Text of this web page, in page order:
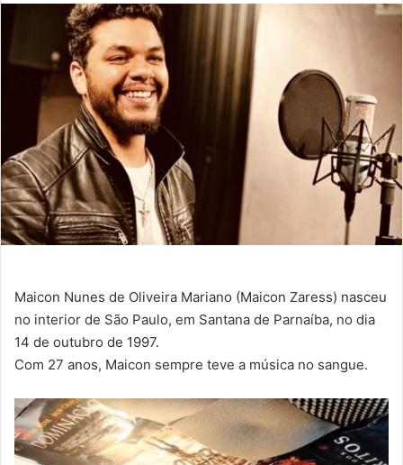
Maicon Nunes de Oliveira Mariano (Maicon Zaress) nasceu
no interior de São Paulo, em Santana de Parnaíba, no dia
14 de outubro de 1997.
Com 27 anos, Maicon sempre teve a música no sangue.